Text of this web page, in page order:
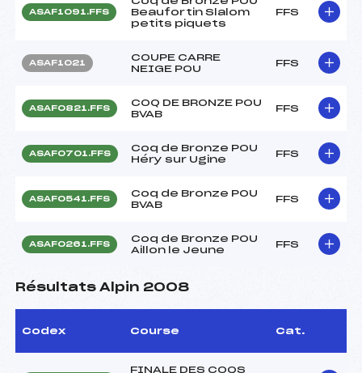
ASAF1091.FFS
Beaufortin Slalom
petits piquets
FFS
ASAF1021
COUPE CARRE
NEIGE POU
FFS
ASAF0821.FFS
COQ DE BRONZE POU
BVAB
FFS
ASAF0701.FFS
Coq de Bronze POU
Héry sur Ugine
FFS
ASAF0541.FFS
Coq de Bronze POU
BVAB
FFS
ASAF0261.FFS
Coq de Bronze POU
Aillon le Jeune
FFS
Résultats Alpin 2008
Codex Course Cat.
FINALE DES COQS